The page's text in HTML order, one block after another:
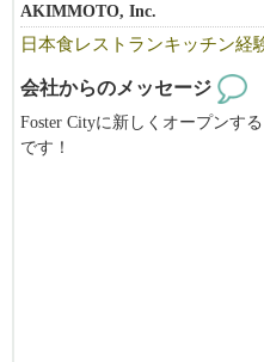
AKIMMOTO, Inc.
日本食レストランキッチン経
会社からのメッセージ
Foster Cityに新しくオープンす
です！